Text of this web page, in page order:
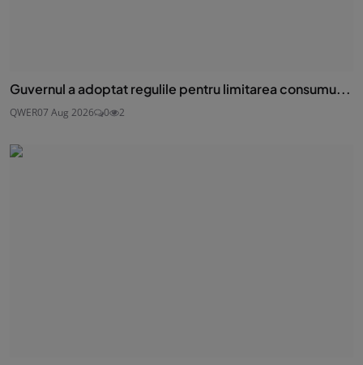
Guvernul a adoptat regulile pentru limitarea consumu...
QWER07 Aug 2026 0 2